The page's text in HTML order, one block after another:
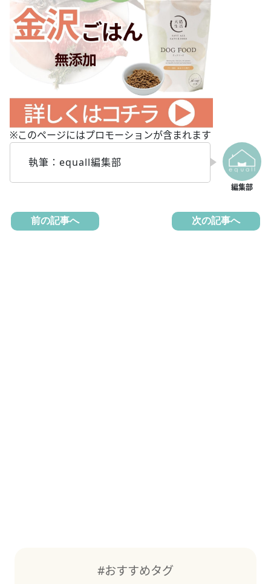
※このページにはプロモーションが含まれます
執筆：equall編集部
前の記事へ 次の記事へ
#おすすめタグ